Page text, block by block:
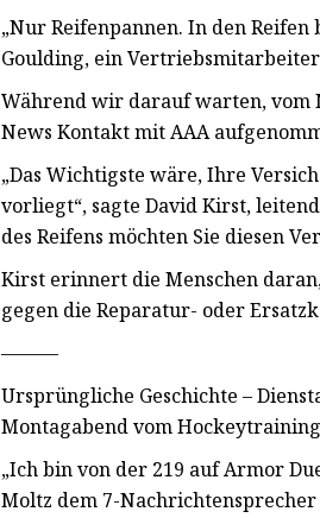
„Nur Reifenpannen. In den
Goulding, ein
Während wir darauf warten, vom
News Kontakt mit AAA
„Das Wichtigste wäre, Ihre
vorliegt“, sagte David Kirst,
des Reifens möchten Sie diesen
Kirst erinnert die Menschen
gegen die Reparatur- oder
———
Ursprüngliche Geschichte –
Montagabend vom
„Ich bin von der 219 auf Armor
Moltz dem 7-Nachrichtensprecher